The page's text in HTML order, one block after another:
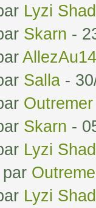
Lyzi
Skarn -
AllezAu14
Salla -
Outremer
Skarn -
Lyzi
Lyzi